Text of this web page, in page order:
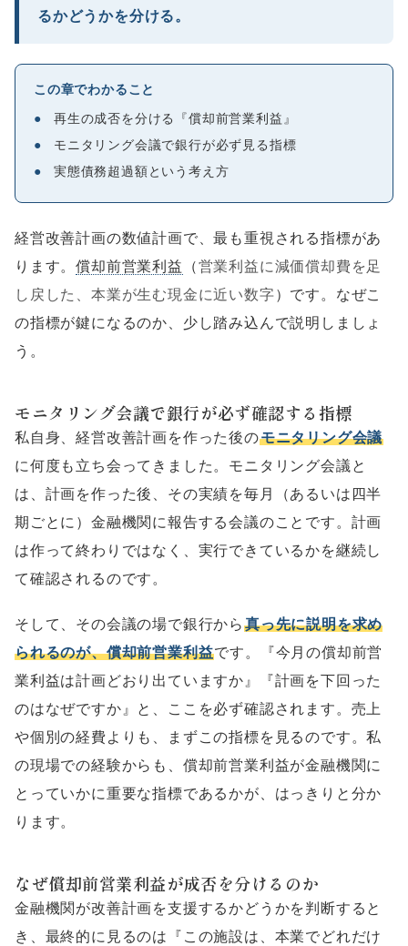
るかどうかを分ける。
この章でわかること
●
再生の成否を分ける『償却前営業利益』
●
モニタリング会議で銀行が必ず見る指標
●
実態債務超過額という考え方
経営改善計画の数値計画で、最も重視される指標があ
ります。償却前営業利益 （営業利益に減価償却費を足
し戻した、本業が生む現金に近い数字）です。なぜこ
の指標が鍵になるのか、少し踏み込んで説明しましょ
う。
モニタリング会議で銀行が必ず確認する指標
私自身、経営改善計画を作った後のモニタリング会議
に何度も立ち会ってきました。モニタリング会議と
は、計画を作った後、その実績を毎月（あるいは四半
期ごとに）金融機関に報告する会議のことです。計画
は作って終わりではなく、実行できているかを継続し
て確認されるのです。
そして、その会議の場で銀行から 真っ先に説明を求め
られるのが、償却前営業利益です。『今月の償却前営
業利益は計画どおり出ていますか』『計画を下回った
のはなぜですか』と、ここを必ず確認されます。売上
や個別の経費よりも、まずこの指標を見るのです。私
の現場での経験からも、償却前営業利益が金融機関に
とっていかに重要な指標であるかが、はっきりと分か
ります。
なぜ償却前営業利益が成否を分けるのか
金融機関が改善計画を支援するかどうかを判断すると
き、最終的に見るのは『この施設は、本業でどれだけ